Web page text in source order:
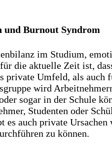
und Burnout Syndrom
im Studium,
die aktuelle Zeit ist,
private Umfeld, als
wird
sogar in der Schule
Studenten oder
auch private
zu können.